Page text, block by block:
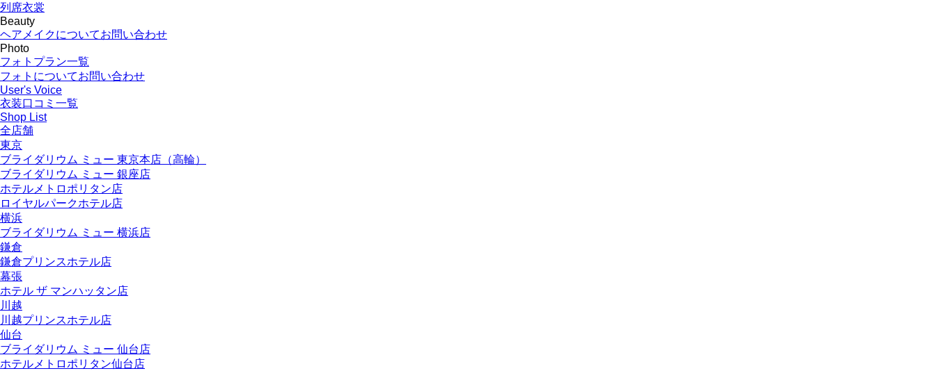
列席衣裳
Beauty
ヘアメイクについてお問い合わせ
Photo
フォトプラン一覧
フォトについてお問い合わせ
User's Voice
衣装口コミ一覧
Shop List
全店舗
東京
ブライダリウム ミュー 東京本店（高輪）
ブライダリウム ミュー 銀座店
ホテルメトロポリタン店
ロイヤルパークホテル店
横浜
ブライダリウム ミュー 横浜店
鎌倉
鎌倉プリンスホテル店
幕張
ホテル ザ マンハッタン店
川越
川越プリンスホテル店
仙台
ブライダリウム ミュー 仙台店
ホテルメトロポリタン仙台店